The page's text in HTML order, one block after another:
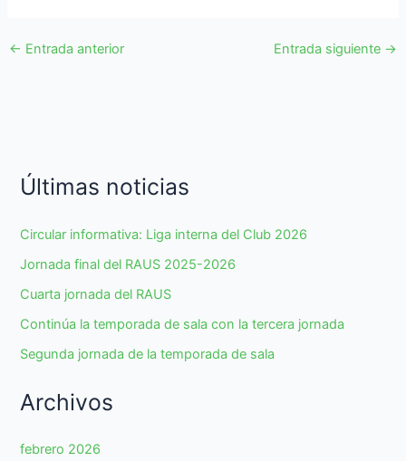
← Entrada anterior Entrada siguiente →
Últimas noticias
Circular informativa: Liga interna del Club 2026
Jornada final del RAUS 2025-2026
Cuarta jornada del RAUS
Continúa la temporada de sala con la tercera jornada
Segunda jornada de la temporada de sala
Archivos
febrero 2026